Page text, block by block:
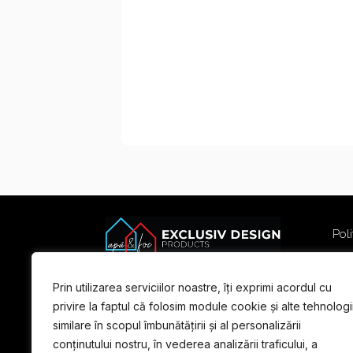
Prin utilizarea serviciilor noastre, îți exprimi acordul cu
privire la faptul că folosim module cookie și alte tehnologii
similare în scopul îmbunătățirii și al personalizării
conținutului nostru, în vederea analizării traficului, a